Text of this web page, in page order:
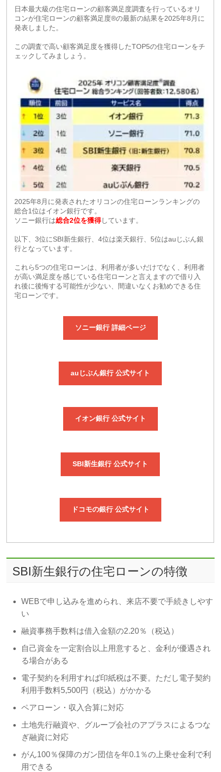
日本最大級の住宅ローンの顧客満足度調査を行っているオリ
コンが住宅ローンの顧客満足度®の最新の結果を2025年8月に
発表しました。
この調査で高い顧客満足度を獲得したTOP5の住宅ローンをチ
ェックしてみましょう。
2025年8月に発表されたオリコンの住宅ローンランキングの
総合1位はイオン銀行です。
ソニー銀行は総合2位を獲得しています。
以下、3位にSBI新生銀行、4位は楽天銀行、5位はauじぶん銀
行となっています。
これら5つの住宅ローンは、利用者が多いだけでなく、利用者
が高い満足度を感じている住宅ローンと言えますので借り入
れ後に後悔する可能性が少ない、間違いなくお勧めできる住
宅ローンです。
ソニー銀行 詳細ページ
auじぶん銀行 公式サイト
イオン銀行 公式サイト
SBI新生銀行 公式サイト
ドコモの銀行 公式サイト
SBI新生銀行の住宅ローンの特徴
WEBで申し込みを進められ、来店不要で手続きしやす
い
融資事務手数料は借入金額の2.20％（税込）
自己資金を一定割合以上用意すると、金利が優遇され
る場合がある
電子契約を利用すれば印紙税は不要。ただし電子契約
利用手数料5,500円（税込）がかかる
ペアローン・収入合算に対応
土地先行融資や、グループ会社のアプラスによるつな
ぎ融資に対応
がん100％保障のガン団信を年0.1％の上乗せ金利で利
用できる